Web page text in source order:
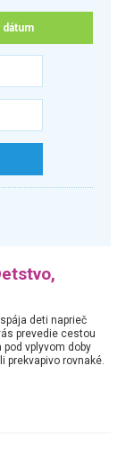
dátum
deti naprieč
prevedie cestou
vplyvom doby
prekvapivo rovnaké.